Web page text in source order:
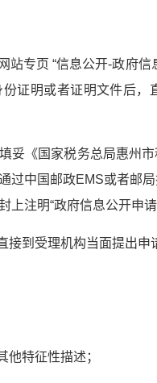
站专页 “信息公开-政府信
证明或者证明文件后，
妥《国家税务总局惠州
过中国邮政EMS或者邮
注明“政府信息公开申请
到受理机构当面提出申
特征性描述；